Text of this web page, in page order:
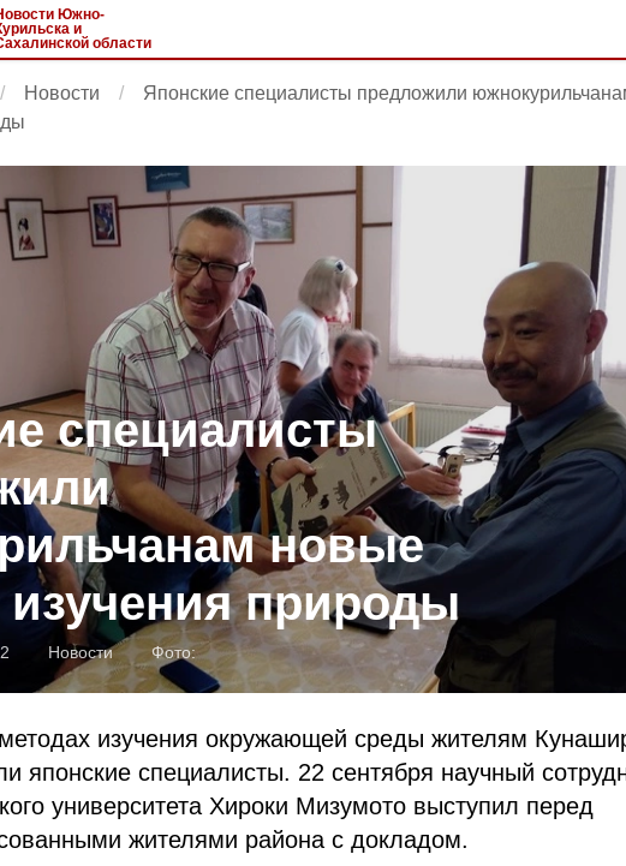
Южно-
и
области
Новости
Японские специалисты предложили
специалисты
новые
природы
Новости Фото:
изучения окружающей среды жителям
японские специалисты. 22 сентября научный
университета Хироки Мизумото выступил перед
жителями района с докладом.